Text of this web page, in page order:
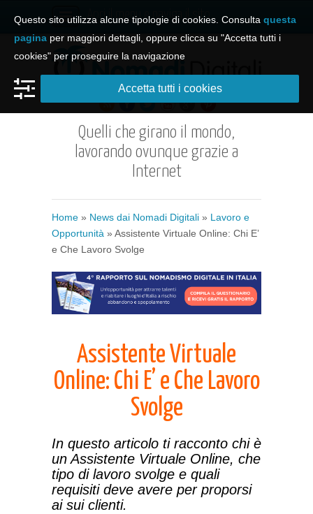
Apri il menu e naviga il sito
Quelli che girano il mondo,
lavorando ovunque grazie a
Internet
Home » News dai Nomadi Digitali » Lavoro e
Opportunità » Assistente Virtuale Online: Chi E’
e Che Lavoro Svolge
Assistente Virtuale
Online: Chi E’ e Che Lavoro
Svolge
In questo articolo ti racconto chi è
un Assistente Virtuale Online, che
tipo di lavoro svolge e quali
requisiti deve avere per proporsi
ai sui clienti.
Questo sito utilizza alcune tipologie di cookies. Consulta questa
pagina per maggiori dettagli, oppure clicca su "Accetta tutti i
cookies" per proseguire la navigazione
Accetta tutti i cookies